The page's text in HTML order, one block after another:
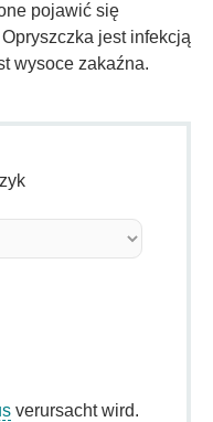
pojawić się
jest infekcją
wysoce zakaźna.
verursacht wird.